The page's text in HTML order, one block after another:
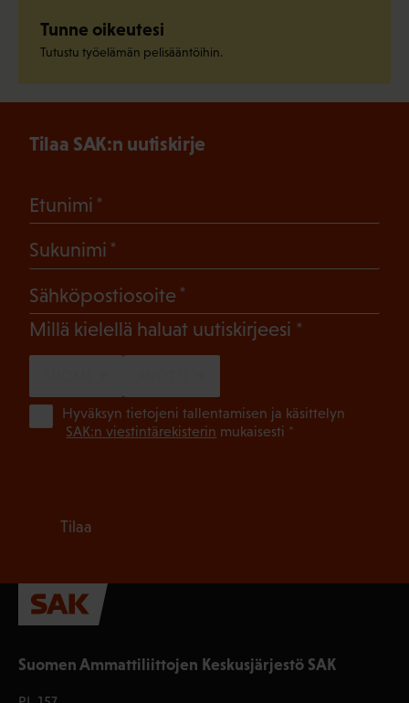
Tunne oikeutesi
Tutustu työelämän pelisääntöihin.
Suomen Ammattiliittojen Keskusjärjestö SAK
Tilaa SAK:n uutiskirje
Etunimi
Sukunimi
Sähköpostiosoite
Millä kielellä haluat uutiskirjeesi (Pakollinen)
Hyväksyn tietojeni tallentamisen ja käsittelyn
SAK:n viestintärekisterin mukaisesti *
Tilaa